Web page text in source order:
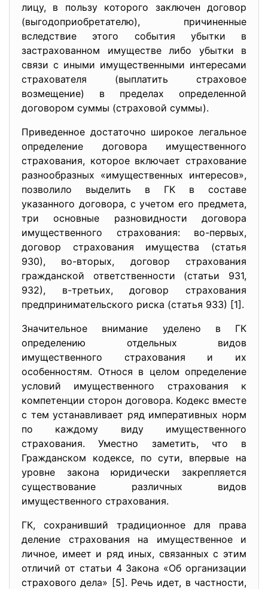
лицу, в пользу которого заключен договор
(выгодоприобретателю), причиненные
вследствие этого события убытки в
застрахованном имуществе либо убытки в
связи с иными имущественными интересами
страхователя (выплатить страховое
возмещение) в пределах определенной
договором суммы (страховой суммы).
Приведенное достаточно широкое легальное
определение договора имущественного
страхования, которое включает страхование
разнообразных «имущественных интересов»,
позволило выделить в ГК в составе
указанного договора, с учетом его предмета,
три основные разновидности договора
имущественного страхования: во-первых,
договор страхования имущества (статья
930), во-вторых, договор страхования
гражданской ответственности (статьи 931,
932), в-третьих, договор страхования
предпринимательского риска (статья 933) [1].
Значительное внимание уделено в ГК
определению отдельных видов
имущественного страхования и их
особенностям. Относя в целом определение
условий имущественного страхования к
компетенции сторон договора. Кодекс вместе
с тем устанавливает ряд императивных норм
по каждому виду имущественного
страхования. Уместно заметить, что в
Гражданском кодексе, по сути, впервые на
уровне закона юридически закрепляется
существование различных видов
имущественного страхования.
ГК, сохранивший традиционное для права
деление страхования на имущественное и
личное, имеет и ряд иных, связанных с этим
отличий от статьи 4 Закона «Об организации
страхового дела» [5]. Речь идет, в частности,